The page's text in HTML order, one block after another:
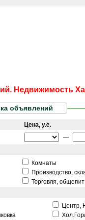
Недвижимость
объявлений
Цена, у.е.
—
Комнаты
Производство,
Торговля, общепит
Центр,